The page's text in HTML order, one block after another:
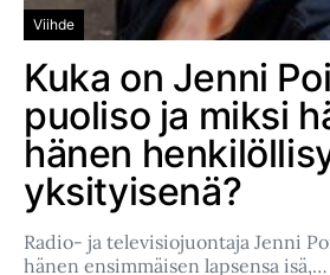
Viihde
Kuka on Jenni
puoliso ja miksi
hänen
yksityisenä?
Radio- ja televisiojuontaja Jenni
hänen ensimmäisen lapsensa isä,…